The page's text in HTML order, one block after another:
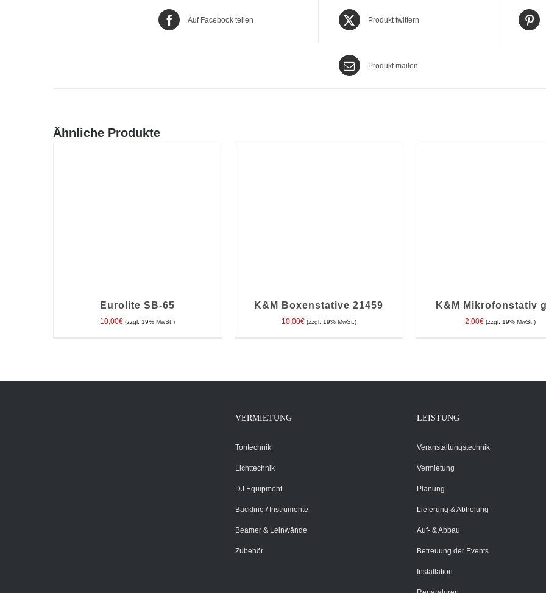
Auf Facebook teilen Produkt twittern
Produkt mailen
Ähnliche Produkte
Eurolite SB-65
10,00€ (zzgl. 19% MwSt.)
K&M Boxenstative 21459
10,00€ (zzgl. 19% MwSt.)
K&M Mikrofonstativ
2,00€ (zzgl. 19% MwSt.)
VERMIETUNG
Tontechnik
Lichttechnik
DJ Equipment
Backline / Instrumente
Beamer & Leinwände
Zubehör
LEISTUNG
Veranstaltungstechnik
Vermietung
Planung
Lieferung & Abholung
Auf- & Abbau
Betreuung der Events
Installation